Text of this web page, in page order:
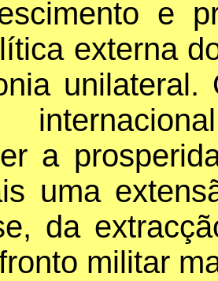
e
externa
a
uma
da
militar